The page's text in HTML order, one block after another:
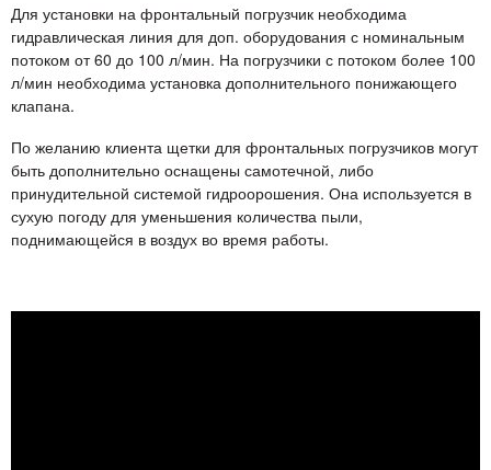
Для установки на фронтальный погрузчик необходима
гидравлическая линия для доп. оборудования с номинальным
потоком от 60 до 100 л/мин. На погрузчики с потоком более 100
л/мин необходима установка дополнительного понижающего
клапана.
По желанию клиента щетки для фронтальных погрузчиков могут
быть дополнительно оснащены самотечной, либо
принудительной системой гидроорошения. Она используется в
сухую погоду для уменьшения количества пыли,
поднимающейся в воздух во время работы.